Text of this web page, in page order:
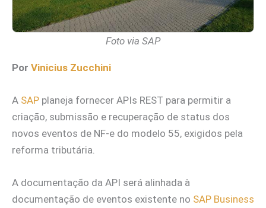
Foto via SAP
Por Vinicius Zucchini
A SAP planeja fornecer APIs REST para permitir a
criação, submissão e recuperação de status dos
novos eventos de NF-e do modelo 55, exigidos pela
reforma tributária.
A documentação da API será alinhada à
documentação de eventos existente no SAP Business